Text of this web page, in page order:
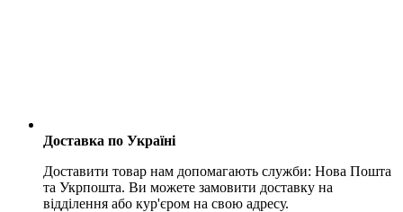
Доставка по Україні
Доставити товар нам допомагають служби: Нова Пошта
та Укрпошта. Ви можете замовити доставку на
відділення або кур'єром на свою адресу.